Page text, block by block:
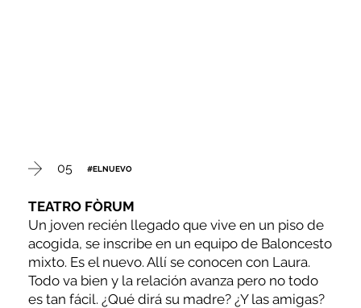
05 #ELNUEVO
TEATRO FÒRUM
Un joven recién llegado que vive en un piso de
acogida, se inscribe en un equipo de Baloncesto
mixto. Es el nuevo. Allí se conocen con Laura.
Todo va bien y la relación avanza pero no todo
es tan fácil. ¿Qué dirá su madre? ¿Y las amigas?